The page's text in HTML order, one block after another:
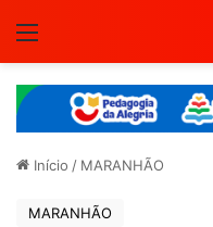
Início / MARANHÃO
MARANHÃO